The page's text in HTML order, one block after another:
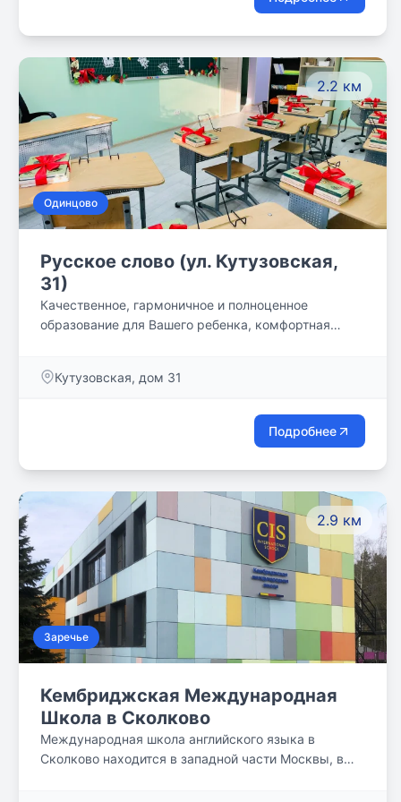
2.2 км
Одинцово
Русское слово (ул. Кутузовская,
31)
Качественное, гармоничное и полноценное
образование для Вашего ребенка, комфортная
Кутузовская, дом 31
Подробнее
2.9 км
Заречье
Кембриджская Международная
Школа в Сколково
Международная школа английского языка в
Сколково находится в западной части Москвы, в